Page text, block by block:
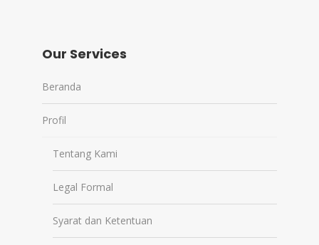
Our Services
Beranda
Profil
Tentang Kami
Legal Formal
Syarat dan Ketentuan